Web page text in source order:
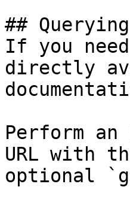
##
If you
directly
Perform an
URL with
optional